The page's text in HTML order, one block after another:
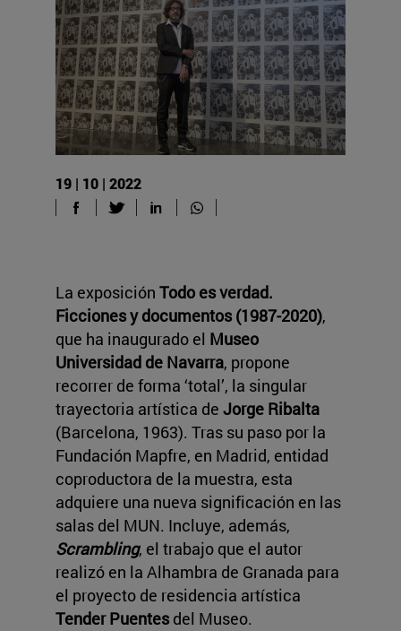
19 | 10 | 2022
La exposición Todo es verdad.
Ficciones y documentos (1987-2020),
que ha inaugurado el Museo
Universidad de Navarra, propone
recorrer de forma ‘total’, la singular
trayectoria artística de Jorge Ribalta
(Barcelona, 1963). Tras su paso por la
Fundación Mapfre, en Madrid, entidad
coproductora de la muestra, esta
adquiere una nueva significación en las
salas del MUN. Incluye, además,
Scrambling, el trabajo que el autor
realizó en la Alhambra de Granada para
el proyecto de residencia artística
Tender Puentesdel Museo.